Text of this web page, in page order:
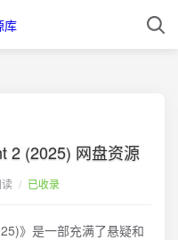
2 (2025) 网盘资源
/ 已收录
》是一部充满了悬疑和